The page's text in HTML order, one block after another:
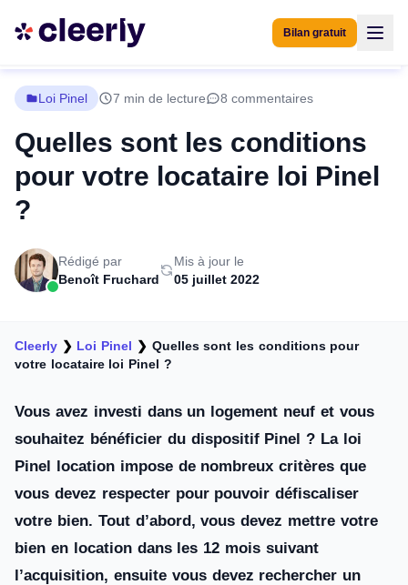
Bilan gratuit
Loi Pinel 7 min de lecture 8 commentaires
Quelles sont les conditions
pour votre locataire loi Pinel
?
Rédigé par
Benoît Fruchard
Mis à jour le
05 juillet 2022
Cleerly ❯ Loi Pinel ❯ Quelles sont les conditions pour
votre locataire loi Pinel ?
Vous avez investi dans un logement neuf et vous
souhaitez bénéficier du dispositif Pinel ? La loi
Pinel location impose de nombreux critères que
vous devez respecter pour pouvoir défiscaliser
votre bien. Tout d’abord, vous devez mettre votre
bien en location dans les 12 mois suivant
l’acquisition, ensuite vous devez rechercher un